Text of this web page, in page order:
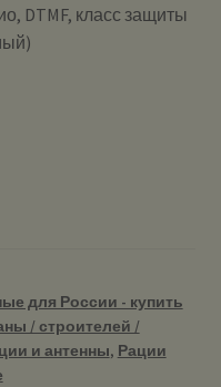
DTMF, класс защиты
для России - купить
/ строителей /
и антенны, Рации